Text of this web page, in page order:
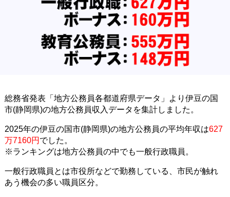
総務省発表「地方公務員各都道府県データ」より伊豆の国
市(静岡県)の地方公務員収入データを集計しました。
2025年の伊豆の国市(静岡県)の地方公務員の平均年収は627
万7160円 でした。
※ランキングは地方公務員の中でも一般行政職員。
一般行政職員とは市役所などで勤務している、市民が触れ
あう機会の多い職員区分。